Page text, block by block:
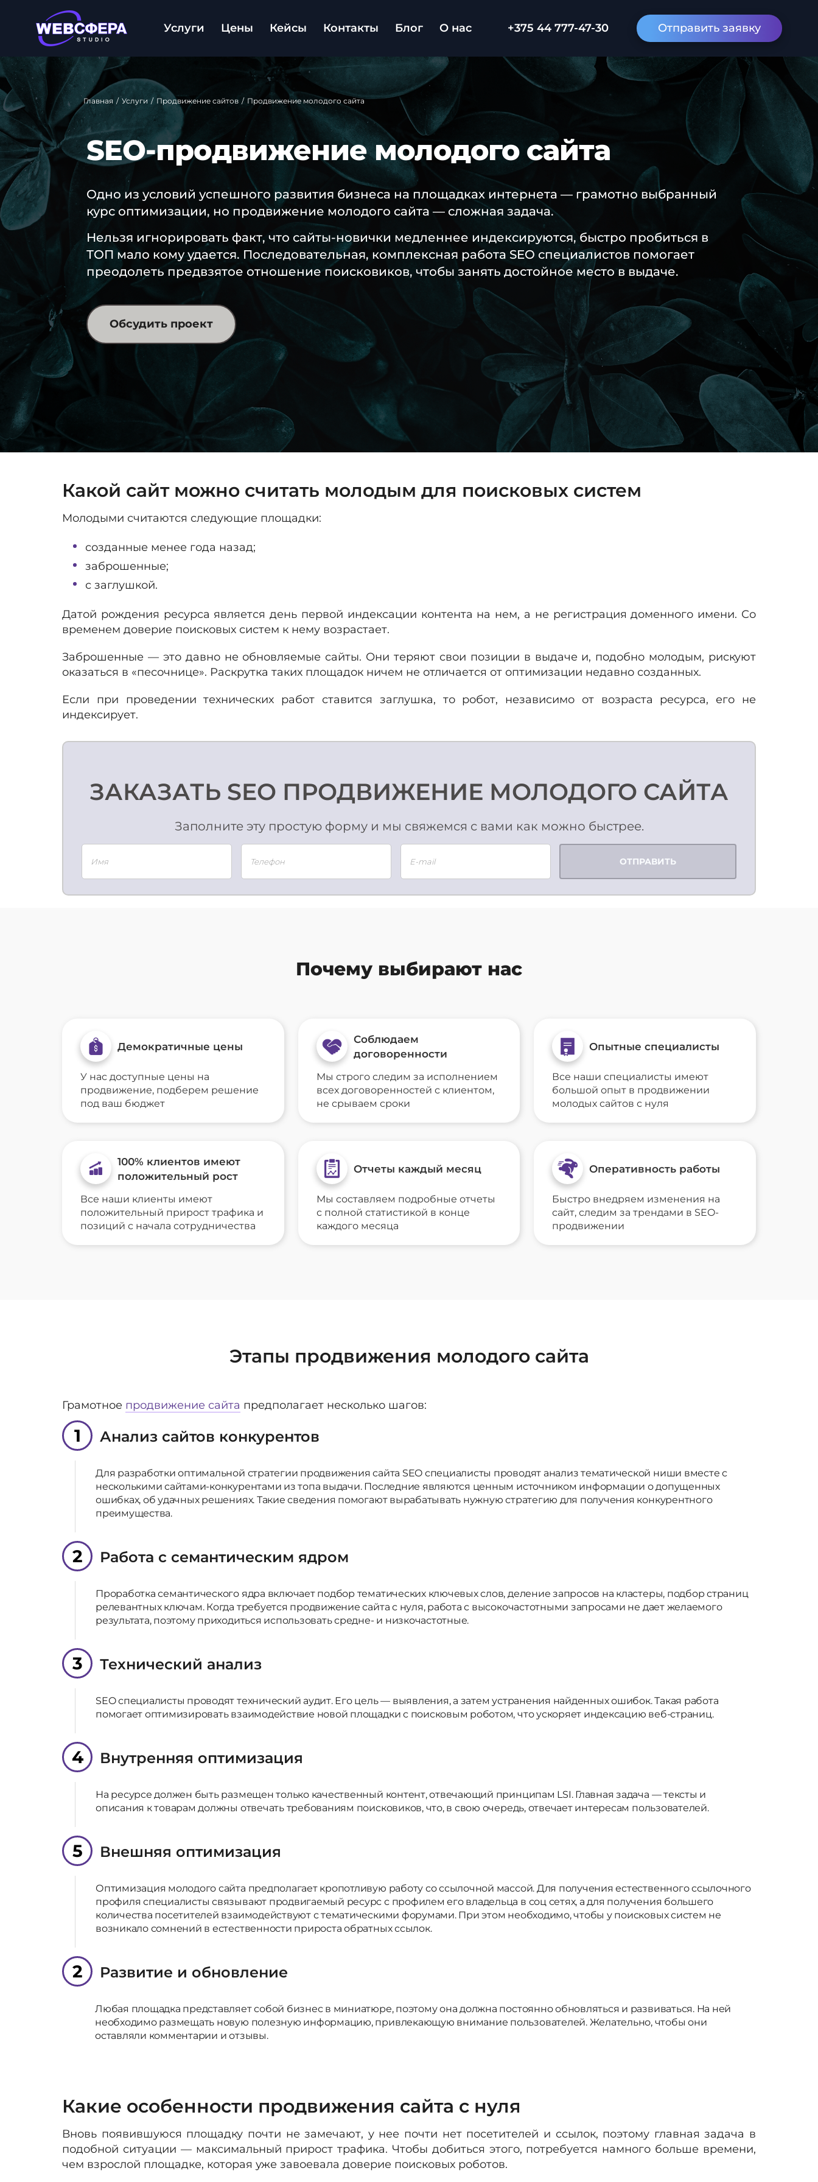
Услуги Цены Кейсы Контакты Блог О нас +375 44 777-47-30 Отправить заявку
Главная / Услуги / Продвижение сайтов / Продвижение молодого сайта
SEO-продвижение молодого сайта
Одно из условий успешного развития бизнеса на площадках интернета — грамотно выбранный
курс оптимизации, но продвижение молодого сайта — сложная задача.
Нельзя игнорировать факт, что сайты-новички медленнее индексируются, быстро пробиться в
ТОП мало кому удается. Последовательная, комплексная работа SEO специалистов помогает
преодолеть предвзятое отношение поисковиков, чтобы занять достойное место в выдаче.
Обсудить проект
Какой сайт можно считать молодым для поисковых систем
Молодыми считаются следующие площадки:
созданные менее года назад;
заброшенные;
с заглушкой.
Датой рождения ресурса является день первой индексации контента на нем, а не регистрация доменного имени. Со
временем доверие поисковых систем к нему возрастает.
Заброшенные — это давно не обновляемые сайты. Они теряют свои позиции в выдаче и, подобно молодым, рискуют
оказаться в «песочнице». Раскрутка таких площадок ничем не отличается от оптимизации недавно созданных.
Если при проведении технических работ ставится заглушка, то робот, независимо от возраста ресурса, его не
индексирует.
ЗАКАЗАТЬ SEO ПРОДВИЖЕНИЕ МОЛОДОГО САЙТА
Заполните эту простую форму и мы свяжемся с вами как можно быстрее.
ОТПРАВИТЬ
Почему выбирают нас
Демократичные цены
У нас доступные цены на
продвижение, подберем решение
под ваш бюджет
Соблюдаем
договоренности
Мы строго следим за исполнением
всех договоренностей с клиентом,
не срываем сроки
Опытные специалисты
Все наши специалисты имеют
большой опыт в продвижении
молодых сайтов с нуля
100% клиентов имеют
положительный рост
Все наши клиенты имеют
положительный прирост трафика и
позиций с начала сотрудничества
Отчеты каждый месяц
Мы составляем подробные отчеты
с полной статистикой в конце
каждого месяца
Оперативность работы
Быстро внедряем изменения на
сайт, следим за трендами в SEO-
продвижении
Этапы продвижения молодого сайта
Грамотное продвижение сайта предполагает несколько шагов:
1 Анализ сайтов конкурентов
Для разработки оптимальной стратегии продвижения сайта SEO специалисты проводят анализ тематической ниши вместе с
несколькими сайтами-конкурентами из топа выдачи. Последние являются ценным источником информации о допущенных
ошибках, об удачных решениях. Такие сведения помогают вырабатывать нужную стратегию для получения конкурентного
преимущества.
2 Работа с семантическим ядром
Проработка семантического ядра включает подбор тематических ключевых слов, деление запросов на кластеры, подбор страниц
релевантных ключам. Когда требуется продвижение сайта с нуля, работа с высокочастотными запросами не дает желаемого
результата, поэтому приходиться использовать средне- и низкочастотные.
3 Технический анализ
SEO специалисты проводят технический аудит. Его цель — выявления, а затем устранения найденных ошибок. Такая работа
помогает оптимизировать взаимодействие новой площадки с поисковым роботом, что ускоряет индексацию веб-страниц.
4 Внутренняя оптимизация
На ресурсе должен быть размещен только качественный контент, отвечающий принципам LSI. Главная задача — тексты и
описания к товарам должны отвечать требованиям поисковиков, что, в свою очередь, отвечает интересам пользователей.
5 Внешняя оптимизация
Оптимизация молодого сайта предполагает кропотливую работу со ссылочной массой. Для получения естественного ссылочного
профиля специалисты связывают продвигаемый ресурс с профилем его владельца в соц сетях, а для получения большего
количества посетителей взаимодействуют с тематическими форумами. При этом необходимо, чтобы у поисковых систем не
возникало сомнений в естественности прироста обратных ссылок.
2 Развитие и обновление
Любая площадка представляет собой бизнес в миниатюре, поэтому она должна постоянно обновляться и развиваться. На ней
необходимо размещать новую полезную информацию, привлекающую внимание пользователей. Желательно, чтобы они
оставляли комментарии и отзывы.
Какие особенности продвижения сайта с нуля
Вновь появившуюся площадку почти не замечают, у нее почти нет посетителей и ссылок, поэтому главная задача в
подобной ситуации — максимальный прирост трафика. Чтобы добиться этого, потребуется намного больше времени,
чем взрослой площадке, которая уже завоевала доверие поисковых роботов.